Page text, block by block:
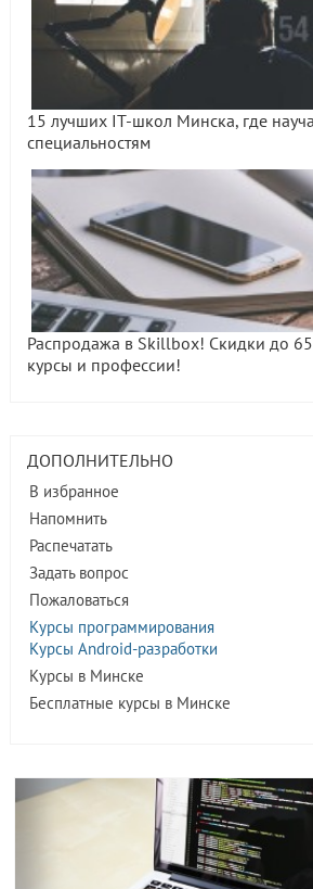
15 лучших IT-школ Минска, где
специальностям
Распродажа в Skillbox! Скидки до
курсы и профессии!
ДОПОЛНИТЕЛЬНО
В избранное
Напомнить
Распечатать
Задать вопрос
Пожаловаться
Курсы программирования
Курсы Android-разработки
Курсы в Минске
Бесплатные курсы в Минске